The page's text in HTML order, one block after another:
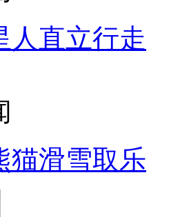
人直立行走
猫滑雪取乐